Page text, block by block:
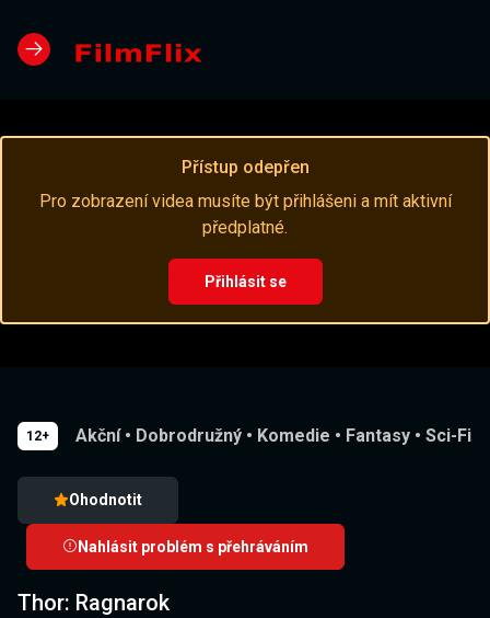
Přístup odepřen
Pro zobrazení videa musíte být přihlášeni a mít aktivní
předplatné.
Přihlásit se
12+ Akční • Dobrodružný • Komedie • Fantasy • Sci-Fi
Ohodnotit
Nahlásit problém s přehráváním
Thor: Ragnarok